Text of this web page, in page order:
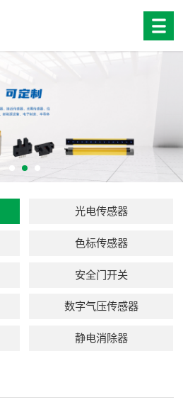
光电传感器
色标传感器
安全门开关
数字气压传感器
静电消除器